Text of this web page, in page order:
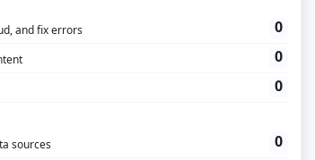
lorsque vous analysez la performance
avez-vous bien conscience de